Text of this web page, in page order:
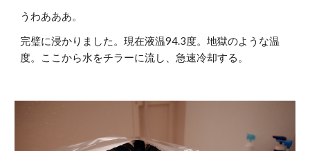
うわあああ。
完璧に浸かりました。現在液温94.3度。地獄のような温
度。ここから水をチラーに流し、急速冷却する。